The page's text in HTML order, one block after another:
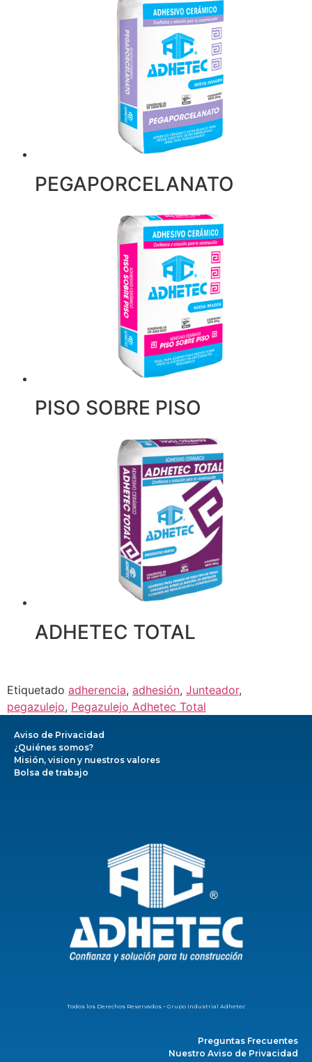
PEGAPORCELANATO
PISO SOBRE PISO
ADHETEC TOTAL
Etiquetado adherencia, adhesión, Junteador,
pegazulejo, Pegazulejo Adhetec Total
Aviso de Privacidad
¿Quiénes somos?
Misión, vision y nuestros valores
Bolsa de trabajo
Todos los Derechos Reservados – Grupo Industrial Adhetec
Preguntas Frecuentes
Nuestro Aviso de Privacidad